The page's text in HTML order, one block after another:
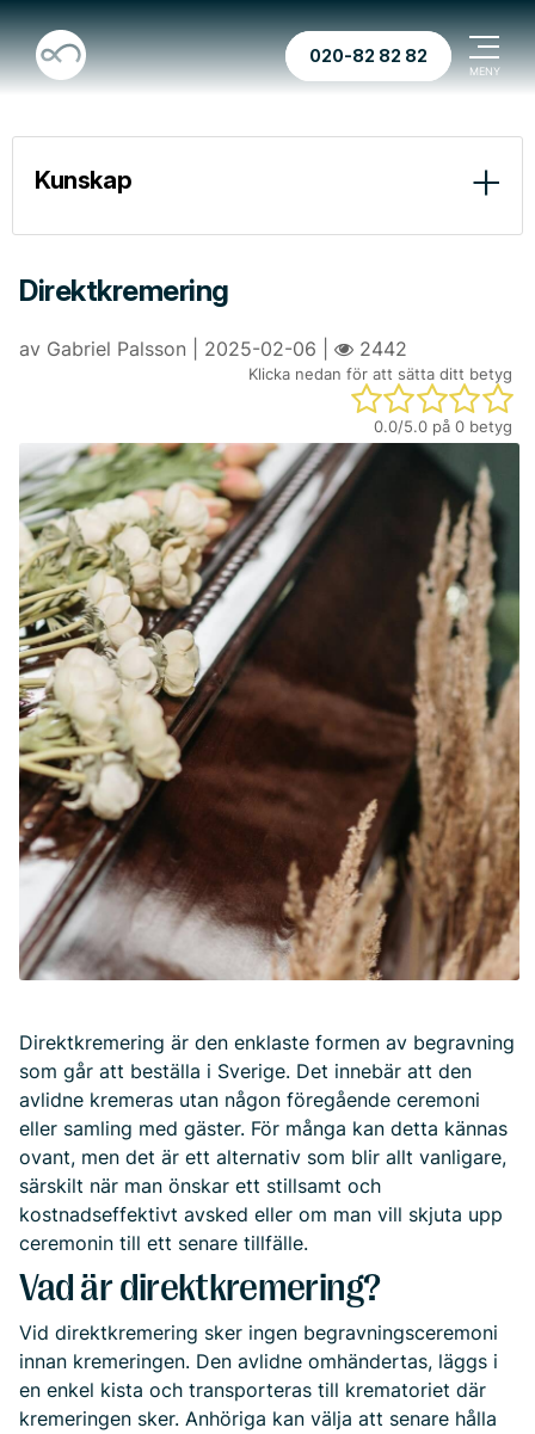
020-82 82 82
Kunskap
Ekonomi
Juridik
Direktkremering
av Gabriel Palsson | 2025-02-06 | 2442
Klicka nedan för att sätta ditt betyg
0.0/5.0 på 0 betyg
Direktkremering är den enklaste formen av begravning
som går att beställa i Sverige. Det innebär att den
avlidne kremeras utan någon föregående ceremoni
eller samling med gäster. För många kan detta kännas
ovant, men det är ett alternativ som blir allt vanligare,
särskilt när man önskar ett stillsamt och
kostnadseffektivt avsked eller om man vill skjuta upp
ceremonin till ett senare tillfälle.
Vad är direktkremering?
Vid direktkremering sker ingen begravningsceremoni
innan kremeringen. Den avlidne omhändertas, läggs i
en enkel kista och transporteras till krematoriet där
kremeringen sker. Anhöriga kan välja att senare hålla